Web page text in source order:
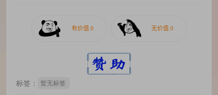
标签： 暂无标签